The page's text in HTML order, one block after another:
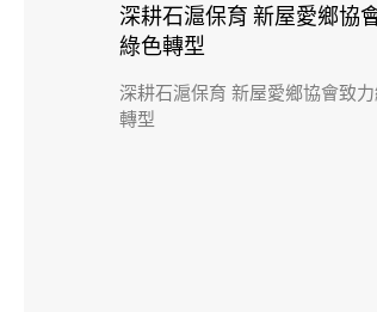
深耕石滬保育 新屋愛鄉協
綠色轉型
深耕石滬保育 新屋愛鄉協會致
轉型